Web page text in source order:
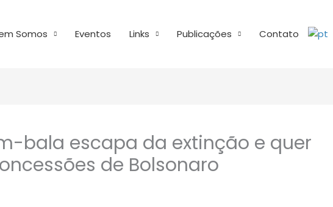
Somos Eventos Links Publicações Contato
bala escapa da extinção e quer
de Bolsonaro